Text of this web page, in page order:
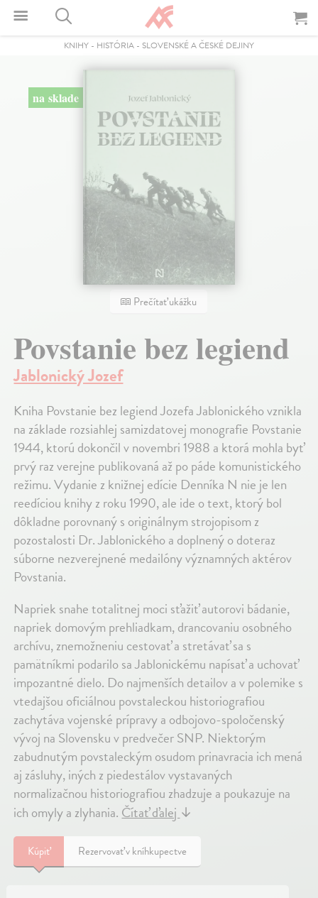
KNIHY - HISTÓRIA - SLOVENSKÉ A ČESKÉ DEJINY
na sklade
Prečítať ukážku
Povstanie bez legiend
Jablonický Jozef
Kniha Povstanie bez legiend Jozefa Jablonického vznikla
na základe rozsiahlej samizdatovej monografie Povstanie
1944, ktorú dokončil v novembri 1988 a ktorá mohla byť
prvý raz verejne publikovaná až po páde komunistického
režimu. Vydanie z knižnej edície Denníka N nie je len
reedíciou knihy z roku 1990, ale ide o text, ktorý bol
dôkladne porovnaný s originálnym strojopisom z
pozostalosti Dr. Jablonického a doplnený o doteraz
súborne nezverejnené medailóny významných aktérov
Povstania.
Napriek snahe totalitnej moci sťažiť autorovi bádanie,
napriek domovým prehliadkam, drancovaniu osobného
archívu, znemožneniu cestovať a stretávať sa s
pamätníkmi podarilo sa Jablonickému napísať a uchovať
impozantné dielo. Do najmenších detailov a v polemike s
vtedajšou oficiálnou povstaleckou historiografiou
zachytáva vojenské prípravy a odbojovo-spoločenský
vývoj na Slovensku v predvečer SNP. Niektorým
zabudnutým povstaleckým osudom prinavracia ich mená
aj zásluhy, iných z piedestálov vystavaných
normalizačnou historiografiou zhadzuje a poukazuje na
ich omyly a zlyhania.​Čítať ďalej↓
Kúpiť Rezervovať v kníhkupectve